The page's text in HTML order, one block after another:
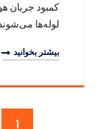
کمبود جریان
لوله‌ها
بیشتر بخوانید
1